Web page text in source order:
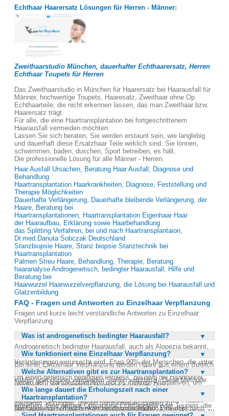
Echthaar Haarersatz Lösungen für Herren - Männer:
Zweithaarstudio München, dauerhafter Echthaarersatz, Herren
Echthaar Toupets für Herren
Das Zweithaarstudio in München für Haarersatz bei Haarausfall für
Männer, hochwertige Toupets, Haaresatz, Zweithaar ohne Op.
Echthaarteile, die nicht erkennen lassen, das man Zweithaar bzw.
Haarersatz trägt.
Für alle, die eine Haartransplantation bei fortgeschrittenem
Haarausfall vermeiden möchten.
Lassen Sie sich beraten, Sie werden erstaunt sein, wie langlebig
und dauerhaft diese Ersatzhaar Teile wirklich sind. Sie lönnen,
schwimmen, baden, duschen, Sport betreiben, es hält.
Die professionelle Lösung für alle Männer - Herren.
Haar Ausfall Ursachen, Beratung Haar Ausfall, Diagnose und
Behandlung
Haartransplantation Haarkrankheiten, Diagnose, Feststellung und
Therapie Möglichkeiten
Dauerhafte Verlängerung, Dauerhafte bleibende Verlängerung, der
Haare, Beratung bei
Haartransplantationen, Haartransplantation Eigenhaar Haar
der Haaraufbau, Erklärung sowie Haarbehandlung
das Splitting Verfahren, bei und nach Haartransplantaion,
Dr.med.Danuta Sobczak Deutschland
Stanzbiopsie Haare, Stanz biopsie Stanztechnik bei
Haartransplantation
Palmen Streu Haare, Behandlung, Therapie, Beratung
haaranalyse Androgenetisch, bedingter Haarausfall, Hilfe und
Beratung bei
Haarwurzel Haarwurzelverpflanzung, die Lösung bei Haarausfall und
Glatzenbildung
FAQ - Fragen und Antworten zu Einzelhaar Verpflanzung
Fragen und kurze leicht verständliche Antworten zu Einzelhaar
Verpflanzung
Was ist androgenetisch bedingter Haarausfall?
Androgenetisch bedingter Haarausfall, auch als Alopezia bekannt,
ist eine häufige Form des Haarausfalls, die durch hormonelle
Veränderungen verursacht wird. Etwa 99% der Menschen, die unter
Haarausfall leiden, sind von dieser Art betroffen. Es handelt sich
um einen genetisch bedingten Prozess, bei dem die Haarfollikel
empfindlich auf männliche Hormone reagieren. Diese
Empfindlichkeit führt dazu, dass die Haare dünner werden und
schließlich ausfallen. Männer sind häufiger betroffen als Frauen,
aber beide Geschlechter können darunter leiden. Eine der
Wie funktioniert eine Einzelhaar Verpflanzung?
Bei einer Einzelhaar Verpflanzung werden Haare aus einem Bereich
des Kopfes, in dem sie noch dicht wachsen, entnommen und in die
kahlen oder dünner werdenden Stellen verpflanzt. Diese Methode
ist sehr präzise und erfordert ein erfahrenes Team von
Haarästhetikern. Die Transplantation erfolgt in der Regel in
mehreren Sitzungen, um ein natürliches Aussehen zu
gewährleisten. Moderne Techniken ermöglichen es, die Haare so zu
Welche Alternativen gibt es zur Haartransplantation?
Neben der Haartransplantation gibt es mehrere Alternativen, um
Haarausfall zu kaschieren oder zu behandeln. Eine Möglichkeit sind
Haarwuchsmittel, die jedoch oft nicht das gewünschte Volumen
erreichen. Eine weitere Option sind Echthaarteile oder Toupets, die
ohne Operation verwendet werden können. Diese Haarteile sind
Wie lange dauert die Erholungszeit nach einer
Haartransplantation?
Die Erholungszeit nach einer Haartransplantation variiert je nach